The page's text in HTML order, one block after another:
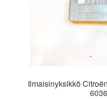
Ilmaisinyksikkö